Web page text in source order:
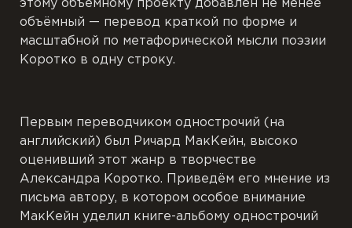
этому объёмному проекту добавлен не менее
объёмный — перевод краткой по форме и
масштабной по метафорической мысли поэзии
Коротко в одну строку.
Первым переводчиком однострочий (на
английский) был Ричард МакКейн, высоко
оценивший этот жанр в творчестве
Александра Коротко. Приведём его мнение из
письма автору, в котором особое внимание
МакКейн уделил книге-альбому однострочий